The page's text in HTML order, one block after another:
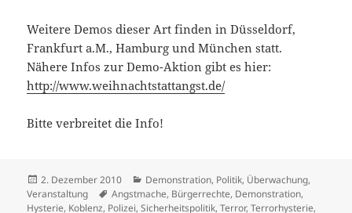
Weitere Demos dieser Art finden in Düsseldorf,
Frankfurt a.M., Hamburg und München statt.
Nähere Infos zur Demo-Aktion gibt es hier:
http://www.weihnachtstattangst.de/
Bitte verbreitet die Info!
Veröffentlicht
am
2. Dezember 2010 Kategorien
Demonstration, Politik, Überwachung,
Veranstaltung
Schlagwörter
Angstmache, Bürgerrechte, Demonstration,
Hysterie, Koblenz, Polizei,Sicherheitspolitik,Terror,Terrorhysterie,